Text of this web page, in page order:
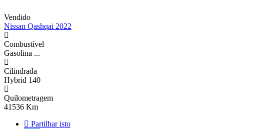
Vendido
Nissan Qashqai 2022
Combustível
Gasolina ...
Cilindrada
Hybrid 140
Quilometragem
41536 Km
Partilhar isto